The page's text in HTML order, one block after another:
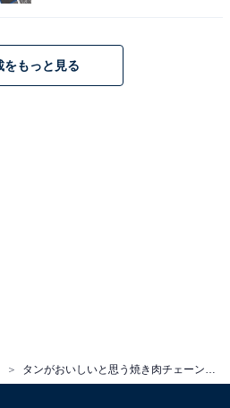
をもっと見る